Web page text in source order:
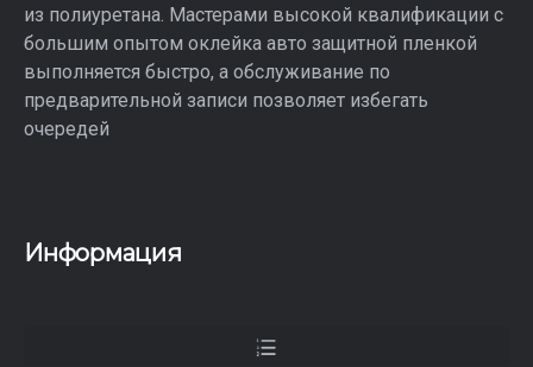
из полиуретана. Мастерами высокой квалификации с
большим опытом оклейка авто защитной пленкой
выполняется быстро, а обслуживание по
предварительной записи позволяет избегать
очередей
Информация